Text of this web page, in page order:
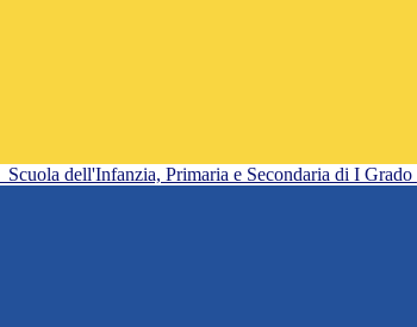
Scuola dell'Infanzia, Primaria e Secondaria di I Grado